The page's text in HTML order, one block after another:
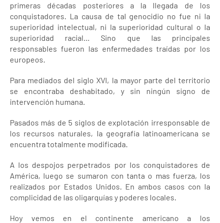
primeras décadas posteriores a la llegada de los
conquistadores. La causa de tal genocidio no fue ni la
superioridad intelectual, ni la superioridad cultural o la
superioridad racial… Sino que las principales
responsables fueron las enfermedades traídas por los
europeos.
Para mediados del siglo XVI, la mayor parte del territorio
se encontraba deshabitado, y sin ningún signo de
intervención humana.
Pasados más de 5 siglos de explotación irresponsable de
los recursos naturales, la geografía latinoamericana se
encuentra totalmente modificada.
A los despojos perpetrados por los conquistadores de
América, luego se sumaron con tanta o mas fuerza, los
realizados por Estados Unidos. En ambos casos con la
complicidad de las oligarquías y poderes locales.
Hoy vemos en el continente americano a los